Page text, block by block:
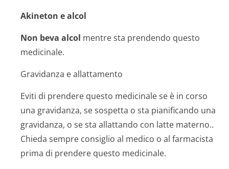
Akineton e alcol
Non beva alcol mentre sta prendendo questo
medicinale.
Gravidanza e allattamento
Eviti di prendere questo medicinale se è in corso
una gravidanza, se sospetta o sta pianificando una
gravidanza, o se sta allattando con latte materno..
Chieda sempre consiglio al medico o al farmacista
prima di prendere questo medicinale.